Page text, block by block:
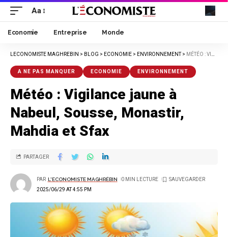
Aa
Economie Entreprise Monde
LECONOMISTE MAGHREBIN > BLOG > ECONOMIE > ENVIRONNEMENT> MÉTÉO : VIGILANCE JAUNE À NABEUL, SOUSSE, MONASTIR, MAHDIA ET SFAX
A NE PAS MANQUER ECONOMIE ENVIRONNEMENT
Météo : Vigilance jaune à
Nabeul, Sousse, Monastir,
Mahdia et Sfax
2025/06/29 AT 4:55 PM
PAR L'ECONOMISTE MAGHRÉBIN 0 MIN LECTURE
PARTAGER